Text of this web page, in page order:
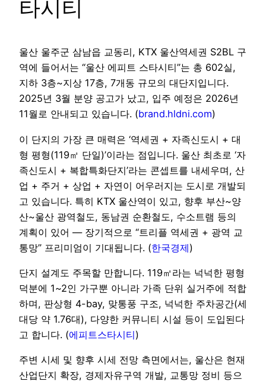
타시티
울산 울주군 삼남읍 교동리, KTX 울산역세권 S2BL 구
역에 들어서는 “울산 에피트 스타시티”는 총 602실,
지하 3층~지상 17층, 7개동 규모의 대단지입니다.
2025년 3월 분양 공고가 났고, 입주 예정은 2026년
11월로 안내되고 있습니다. (brand.hldni.com)
이 단지의 가장 큰 매력은 ‘역세권 + 자족신도시 + 대
형 평형(119㎡ 단일)’이라는 점입니다. 울산 최초로 ‘자
족신도시 + 복합특화단지’라는 콘셉트를 내세우며, 산
업 + 주거 + 상업 + 자연이 어우러지는 도시로 개발되
고 있습니다. 특히 KTX 울산역이 있고, 향후 부산~양
산~울산 광역철도, 동남권 순환철도, 수소트램 등의
계획이 있어 — 장기적으로 “트리플 역세권 + 광역 교
통망” 프리미엄이 기대됩니다. (한국경제)
단지 설계도 주목할 만합니다. 119㎡라는 넉넉한 평형
덕분에 1~2인 가구뿐 아니라 가족 단위 실거주에 적합
하며, 판상형 4-bay, 맞통풍 구조, 넉넉한 주차공간(세
대당 약 1.76대), 다양한 커뮤니티 시설 등이 도입된다
고 합니다. (에피트스타시티)
주변 시세 및 향후 시세 전망 측면에서는, 울산은 현재
산업단지 확장, 경제자유구역 개발, 교통망 정비 등으